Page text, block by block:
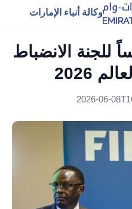
وكالة أنباء الإمارات
للجنة الانضباط
2026
2026-06-